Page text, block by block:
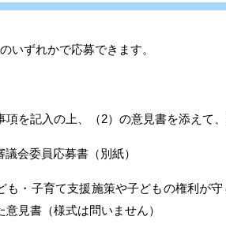
いずれかで応募できます。
を記入の上、（2）の意見書を添えて、
議会委員応募書（別紙）
も・子育て支援施策や子どもの権利が
見書（様式は問いません）